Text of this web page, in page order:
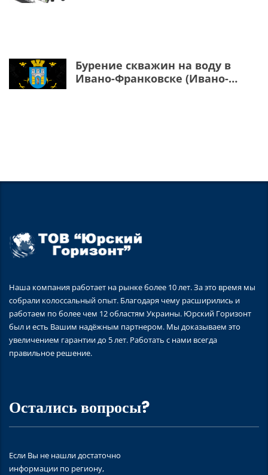
Бурение скважин на воду в
Ивано-Франковске (Ивано-
Наша компания работает на рынке более 10 лет. За это время мы
собрали колоссальный опыт. Благодаря чему расширились и
работаем по более чем 12 областям Украины. Юрский Горизонт
был и есть Вашим надёжным партнером. Мы доказываем это
увеличением гарантии до 5 лет. Работать с нами всегда
правильное решение.
Остались вопросы?
Если Вы не нашли достаточно
информации по региону,